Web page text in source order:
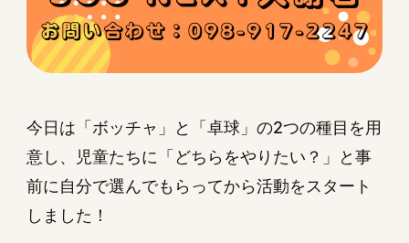
今日は「ボッチャ」と「卓球」の2つの種目を用
意し、児童たちに「どちらをやりたい？」と事
前に自分で選んでもらってから活動をスタート
しました！